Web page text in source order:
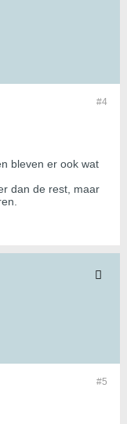
#4
bleven er ook wat
dan de rest, maar
#5